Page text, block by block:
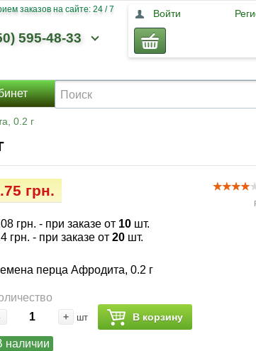
заказов на сайте: 24 / 7
595-48-33
Войти
0.2 г
грн.
грн. - при заказе от 10шт.
грн. - при заказе от 20шт.
перца Афродита, 0.2 г
+ шт В корзину
наличии